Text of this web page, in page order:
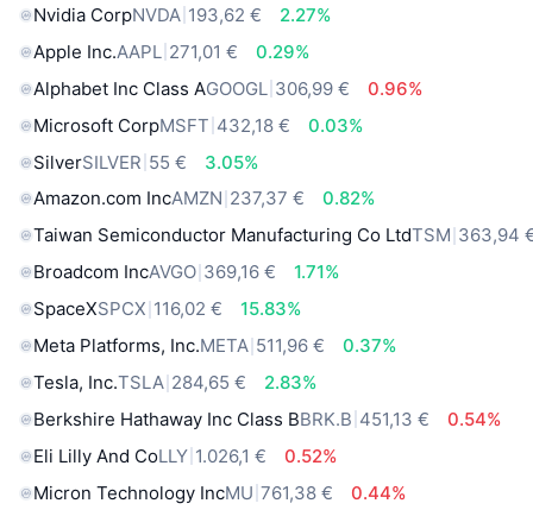
Nvidia CorpNVDA 193,62 €
2.27%
Apple Inc.AAPL 271,01 €
0.29%
Alphabet Inc Class AGOOGL 306,99 €
0.96%
Microsoft CorpMSFT 432,18 €
0.03%
SilverSILVER 55 €
3.05%
Amazon.com IncAMZN 237,37 €
0.82%
Taiwan Semiconductor Manufacturing Co LtdTSM 363,94
Broadcom IncAVGO 369,16 €
1.71%
SpaceXSPCX 116,02 €
15.83%
Meta Platforms, Inc.META 511,96 €
0.37%
Tesla, Inc.TSLA 284,65 €
2.83%
Berkshire Hathaway Inc Class BBRK.B 451,13 €
0.54%
Eli Lilly And CoLLY 1.026,1 €
0.52%
Micron Technology IncMU 761,38 €
0.44%